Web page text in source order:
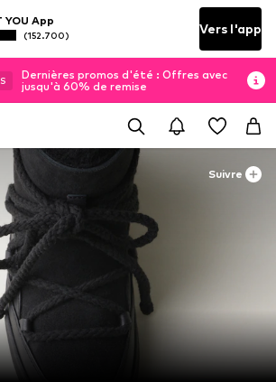
YOU App
(152.700) Vers l'app
S
Dernières promos d'été : Offres avec
jusqu'à 60% de remise
Suivre